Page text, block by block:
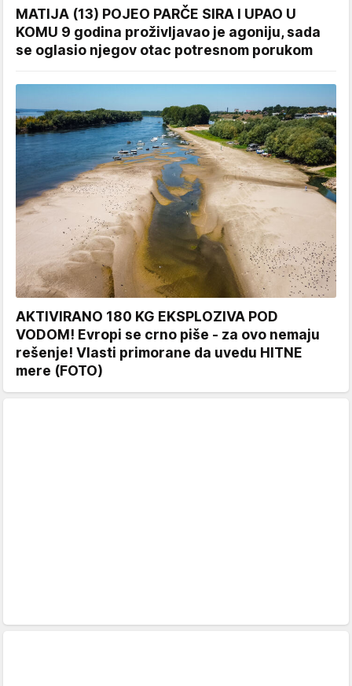
MATIJA (13) POJEO PARČE SIRA I UPAO U
KOMU 9 godina proživljavao je agoniju, sada
se oglasio njegov otac potresnom porukom
AKTIVIRANO 180 KG EKSPLOZIVA POD
VODOM! Evropi se crno piše - za ovo nemaju
rešenje! Vlasti primorane da uvedu HITNE
mere (FOTO)